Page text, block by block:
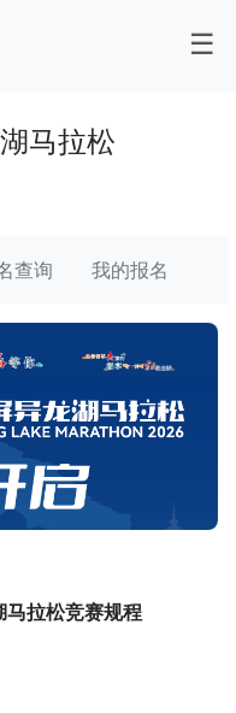
马拉松
查询 我的报名
马拉松竞赛规程